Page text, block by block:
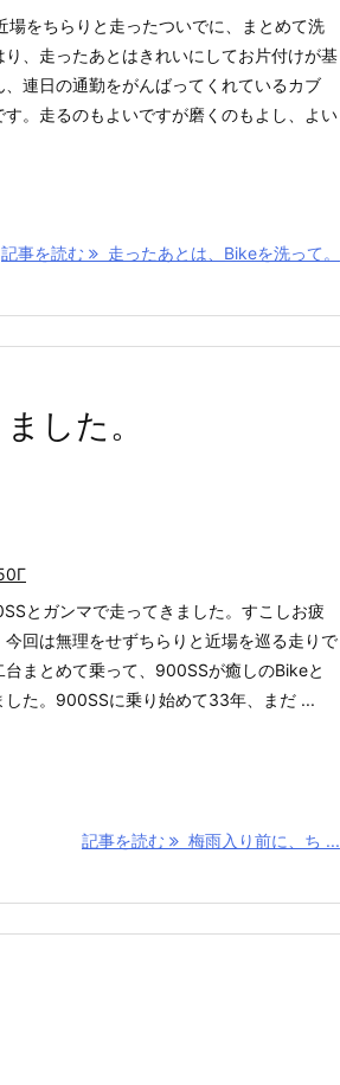
場をちらりと走ったついでに、まとめて洗
、走ったあとはきれいにしてお片付けが基
連日の通勤をがんばってくれているカブ
す。走るのもよいですが磨くのもよし、よい
記事を読む 走ったあとは、Bikeを洗って。
した。
とガンマで走ってきました。すこしお疲
回は無理をせずちらりと近場を巡る走りで
まとめて乗って、900SSが癒しのBikeと
した。900SSに乗り始めて33年、まだ ...
記事を読む 梅雨入り前に、ち ...